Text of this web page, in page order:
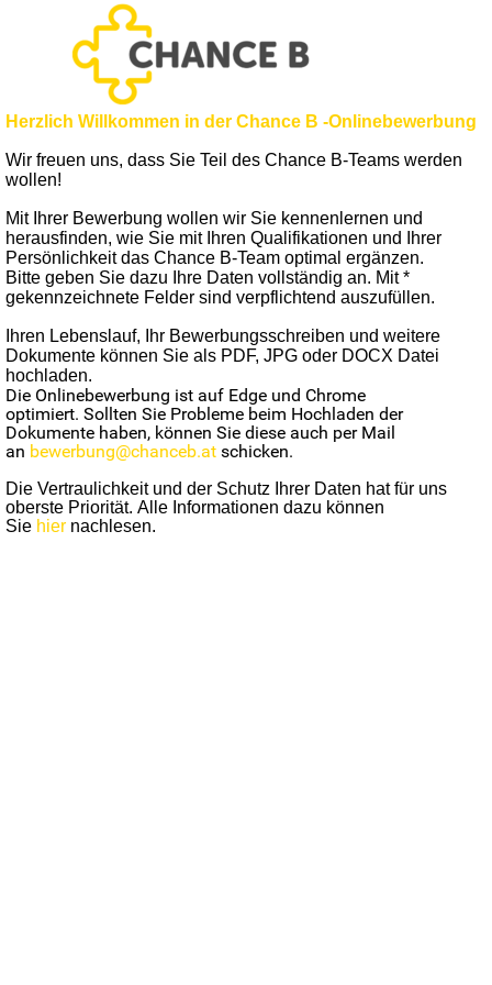
Herzlich Willkommen in der Chance B -Onlinebewerbung
Wir freuen uns, dass Sie Teil des Chance B-Teams werden
wollen!
Mit Ihrer Bewerbung wollen wir Sie kennenlernen und
herausfinden, wie Sie mit Ihren Qualifikationen und Ihrer
Persönlichkeit das Chance B-Team optimal ergänzen.
Bitte geben Sie dazu Ihre Daten vollständig an. Mit *
gekennzeichnete Felder sind verpflichtend auszufüllen.
Ihren Lebenslauf, Ihr Bewerbungsschreiben und weitere
Dokumente können Sie als PDF, JPG oder DOCX Datei
hochladen.
Die Onlinebewerbung ist auf Edge und Chrome
optimiert. Sollten Sie Probleme beim Hochladen der
Dokumente haben, können Sie diese auch per Mail
an bewerbung@chanceb.at schicken.
Die Vertraulichkeit und der Schutz Ihrer Daten hat für uns
oberste Priorität. Alle Informationen dazu können
Sie hier nachlesen.